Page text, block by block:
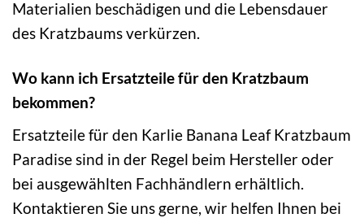
Materialien beschädigen und die Lebensdauer
des Kratzbaums verkürzen.
Wo kann ich Ersatzteile für den Kratzbaum
bekommen?
Ersatzteile für den Karlie Banana Leaf Kratzbaum
Paradise sind in der Regel beim Hersteller oder
bei ausgewählten Fachhändlern erhältlich.
Kontaktieren Sie uns gerne, wir helfen Ihnen bei